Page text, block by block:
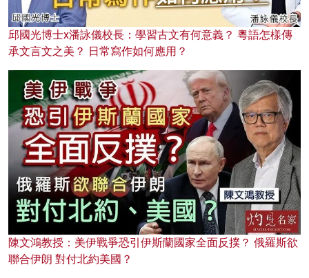
邱國光博士x潘詠儀校長：學習古文有何意義？ 粵語怎樣傳
承文言文之美？ 日常寫作如何應用？
陳文鴻教授：美伊戰爭恐引伊斯蘭國家全面反撲？ 俄羅斯欲
聯合伊朗 對付北約美國？